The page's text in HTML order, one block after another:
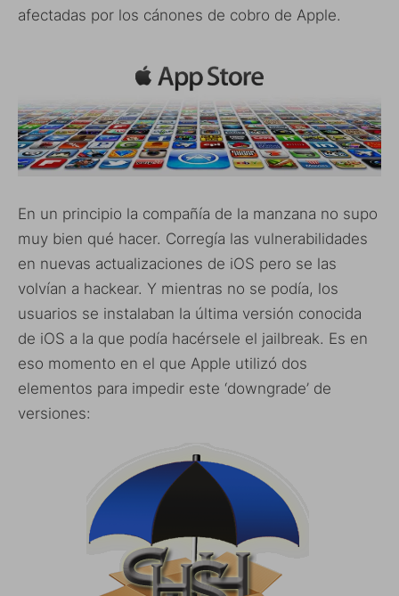
afectadas por los cánones de cobro de Apple.
En un principio la compañía de la manzana no supo
muy bien qué hacer. Corregía las vulnerabilidades
en nuevas actualizaciones de iOS pero se las
volvían a hackear. Y mientras no se podía, los
usuarios se instalaban la última versión conocida
de iOS a la que podía hacérsele el jailbreak. Es en
eso momento en el que Apple utilizó dos
elementos para impedir este ‘downgrade’ de
versiones: